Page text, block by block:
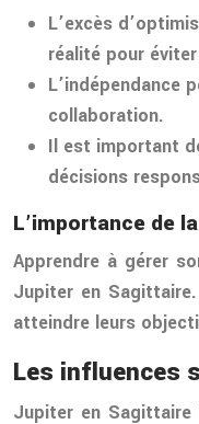
L’excès
réalité pour
L’indépendance
collaboration.
Il est important
décisions
L’importance de
Apprendre à gérer
Jupiter en
atteindre leurs
Les influences
Jupiter en Sagittaire